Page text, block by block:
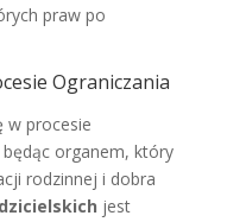
praw po
Ograniczania
w procesie
organem, który
rodzinnej i dobra
jest